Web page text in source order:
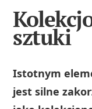
sztuki
Istotnym
jest silne